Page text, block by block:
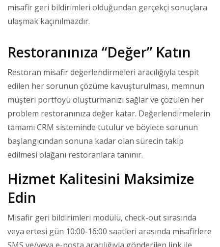
misafir geri bildirimleri olduğundan gerçekçi sonuçlara
ulaşmak kaçınılmazdır.
Restoranınıza “Değer” Katın
Restoran misafir değerlendirmeleri aracılığıyla tespit
edilen her sorunun çözüme kavuşturulması, memnun
müşteri portföyü oluşturmanızı sağlar ve çözülen her
problem restoranınıza değer katar. Değerlendirmelerin
tamamı CRM sisteminde tutulur ve böylece sorunun
başlangıcından sonuna kadar olan sürecin takip
edilmesi olağanı restoranlara tanınır.
Hizmet Kalitesini Maksimize
Edin
Misafir geri bildirimleri modülü, check-out sırasında
veya ertesi gün 10:00-16:00 saatleri arasında misafirlere